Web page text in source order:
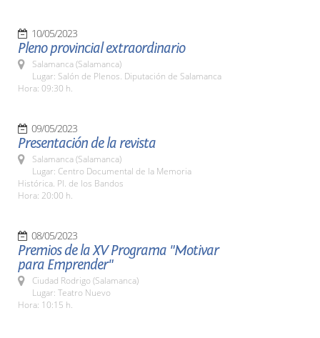
10/05/2023
Pleno provincial extraordinario
Salamanca (Salamanca)
Lugar: Salón de Plenos. Diputación de Salamanca
Hora: 09:30 h.
09/05/2023
Presentación de la revista
Salamanca (Salamanca)
Lugar: Centro Documental de la Memoria
Histórica. Pl. de los Bandos
Hora: 20:00 h.
08/05/2023
Premios de la XV Programa "Motivar
para Emprender"
Ciudad Rodrigo (Salamanca)
Lugar: Teatro Nuevo
Hora: 10:15 h.